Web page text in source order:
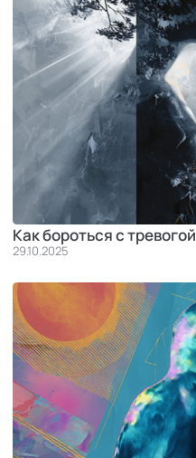
Как бороться с тревогой
29.10.2025